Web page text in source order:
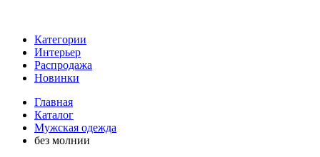
Категории
Интерьер
Распродажа
Новинки
Главная
Каталог
Мужская одежда
без молнии